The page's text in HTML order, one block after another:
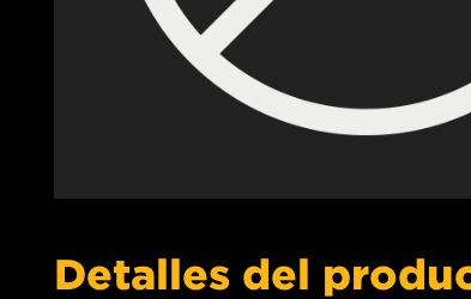
Detalles del